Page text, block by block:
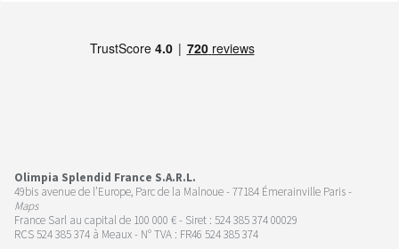
Olimpia Splendid France S.A.R.L.
49bis avenue de l’Europe, Parc de la Malnoue - 77184 Émerainville Paris -
Maps
France Sarl au capital de 100 000 € - Siret : 524 385 374 00029
RCS 524 385 374 à Meaux - N° TVA : FR46 524 385 374